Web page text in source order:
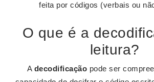
feita por códigos (verbais ou
O que é a
leitura?
A decodificação pode ser